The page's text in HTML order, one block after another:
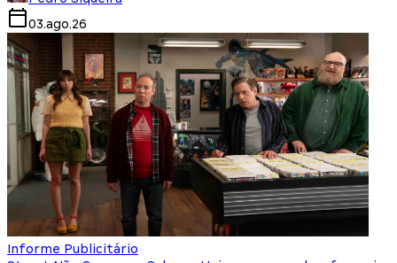
03.ago.26
Informe Publicitário